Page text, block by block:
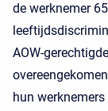
de werknemer
AOW-
hun